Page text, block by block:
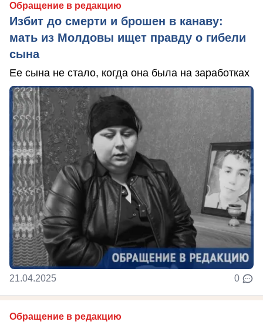
Обращение в редакцию
Избит до смерти и брошен в канаву:
мать из Молдовы ищет правду о гибели
сына
Ее сына не стало, когда она была на заработках
21.04.2025 0
Обращение в редакцию